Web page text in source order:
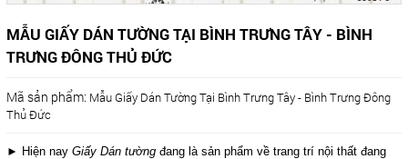
MẪU GIẤY DÁN TƯỜNG TẠI BÌNH TRƯNG TÂY - BÌNH
TRƯNG ĐÔNG THỦ ĐỨC
Mã sản phẩm: Mẫu Giấy Dán Tường Tại Bình Trưng Tây - Bình Trưng Đông
Thủ Đức
► Hiện nay Giấy Dán tường đang là sản phẩm về trang trí nội thất đang